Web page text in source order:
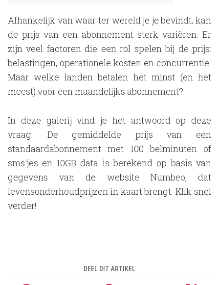
Afhankelijk van waar ter wereld je je bevindt, kan
de prijs van een abonnement sterk variëren. Er
zijn veel factoren die een rol spelen bij de prijs:
belastingen, operationele kosten en concurrentie.
Maar welke landen betalen het minst (en het
meest) voor een maandelijks abonnement?
In deze galerij vind je het antwoord op deze
vraag. De gemiddelde prijs van een
standaardabonnement met 100 belminuten of
sms'jes en 10GB data is berekend op basis van
gegevens van de website Numbeo, dat
levensonderhoudprijzen in kaart brengt. Klik snel
verder!
DEEL DIT ARTIKEL